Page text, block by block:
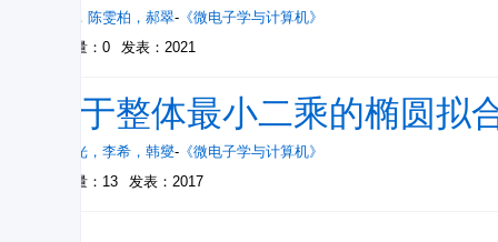
， 陈雯柏 ， 郝翠- 《微电子学与计算机》
被引量：0
发表：2021
基于整体最小二乘的椭圆拟
熊风光 ， 李希 ， 韩燮- 《微电子学与计算机》
被引量：13
发表：2017